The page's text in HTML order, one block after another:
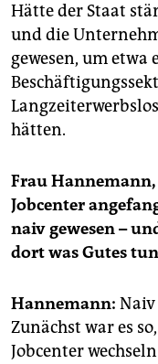
Hätte der Staat
und die
gewesen, um
hätten.
Frau
Jobcenter
naiv gewesen –
dort was Gutes
Hannemann:
Zunächst war es
Jobcenter